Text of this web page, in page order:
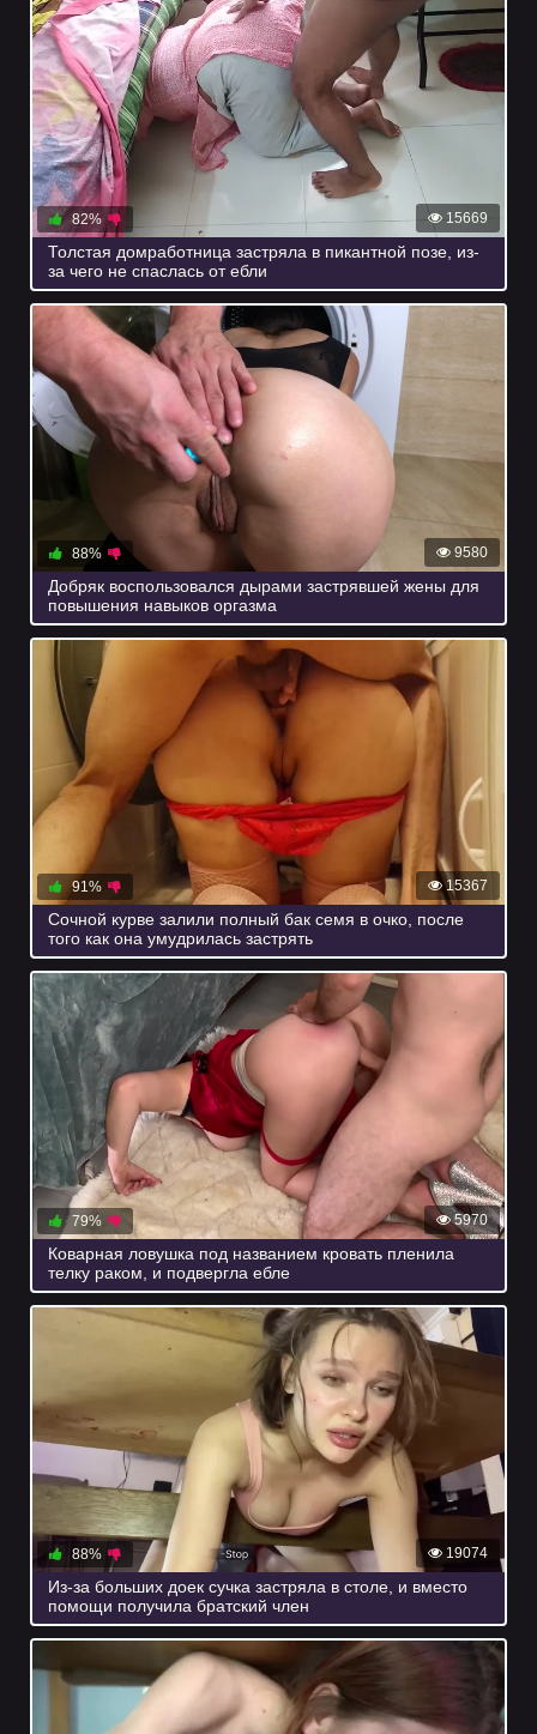
15669
82%
Толстая домработница застряла в пикантной позе, из-
за чего не спаслась от ебли
9580
88%
Добряк воспользовался дырами застрявшей жены для
повышения навыков оргазма
15367
91%
Сочной курве залили полный бак семя в очко, после
того как она умудрилась застрять
5970
79%
Коварная ловушка под названием кровать пленила
телку раком, и подвергла ебле
19074
88%
Из-за больших доек сучка застряла в столе, и вместо
помощи получила братский член